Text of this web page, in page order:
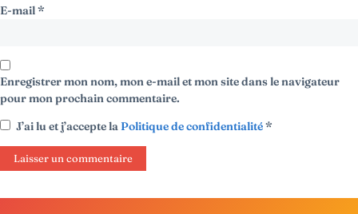
E-mail*
Enregistrer mon nom, mon e-mail et mon site dans le navigateur
pour mon prochain commentaire.
J’ai lu et j’accepte laPolitique de confidentialité*